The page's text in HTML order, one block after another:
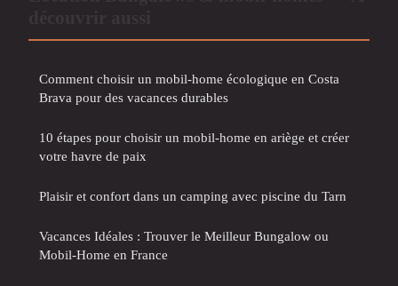
Comment choisir un mobil-home écologique en Costa
Brava pour des vacances durables
10 étapes pour choisir un mobil-home en ariège et créer
votre havre de paix
Plaisir et confort dans un camping avec piscine du Tarn
Vacances Idéales : Trouver le Meilleur Bungalow ou
Mobil-Home en France